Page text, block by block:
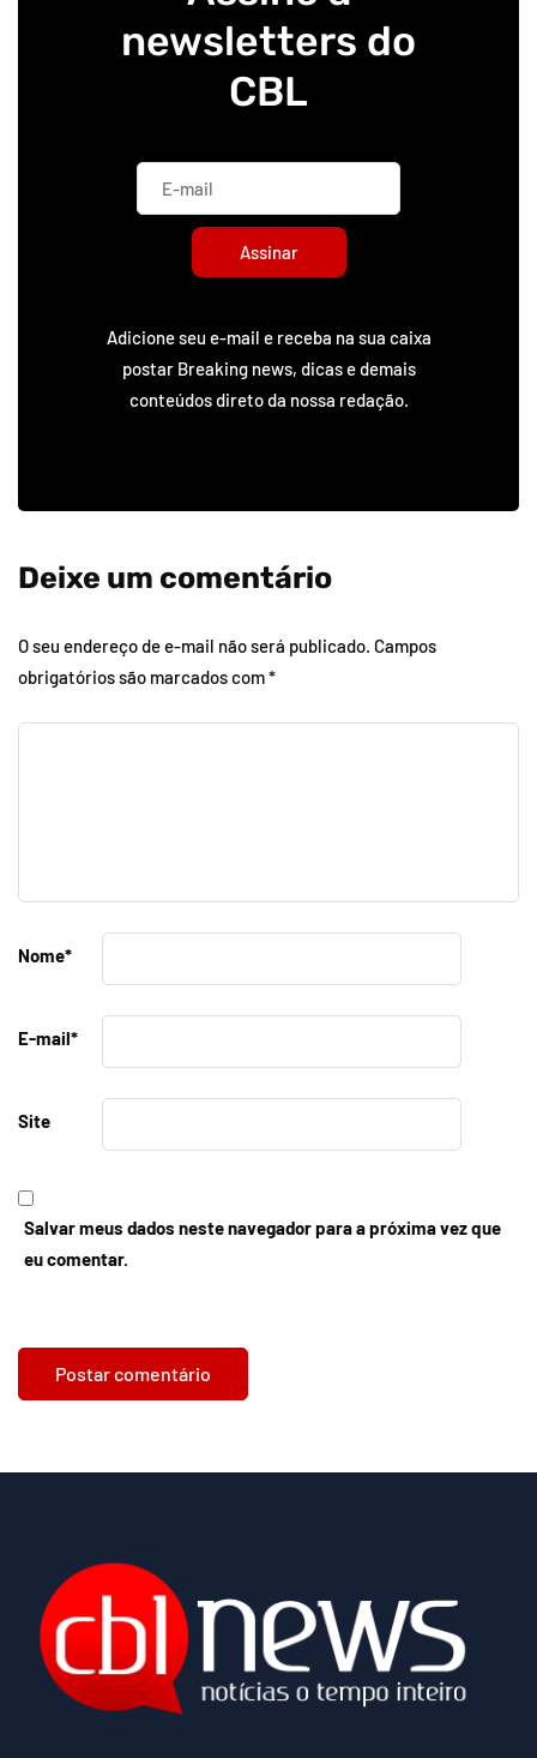
newsletters do
CBL
Assinar
Adicione seu e-mail e receba na sua caixa
postar Breaking news, dicas e demais
conteúdos direto da nossa redação.
Deixe um comentário
O seu endereço de e-mail não será publicado. Campos
obrigatórios são marcados com*
Nome*
E-mail*
Site
Salvar meus dados neste navegador para a próxima vez que
eu comentar.